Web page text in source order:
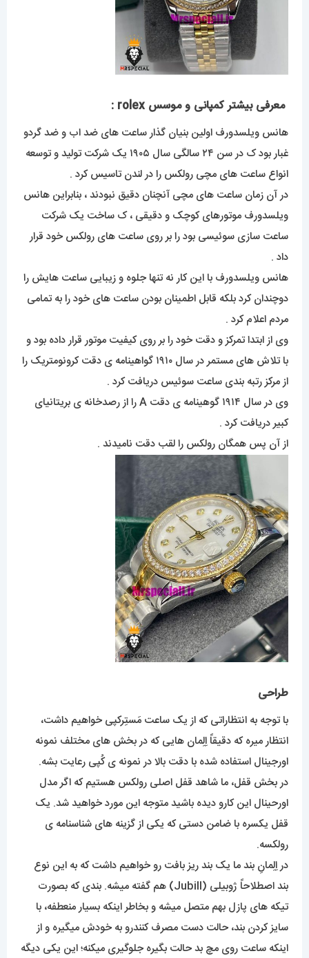
معرفی بیشتر کمپانی و موسس rolex :
هانس ویلسدورف اولین بنیان گذار ساعت های ضد اب و ضد گردو
غبار بود ک در سن ۲۴ سالگی سال ۱۹۰۵ یک شرکت تولید و توسعه
انواع ساعت های مچی رولکس را در لندن تاسیس کرد .
در آن زمان ساعت های مچی آنچنان دقیق نبودند ، بنابراین هانس
ویلسدورف موتورهای کوچک و دقیقی ، ک ساخت یک شرکت
ساعت سازی سوئیسی بود را بر روی ساعت های رولکس خود قرار
داد .
هانس ویلسدورف با این کار نه تنها جلوه و زیبایی ساعت هایش را
دوچندان کرد بلکه قابل اطمینان بودن ساعت های خود را به تمامی
مردم اعلام کرد .
وی از ابتدا تمرکز و دقت خود را بر روی کیفیت موتور قرار داده بود و
با تلاش های مستمر در سال ۱۹۱۰ گواهینامه ی دقت کرونومتریک را
از مرکز رتبه بندی ساعت سوئیس دریافت کرد .
وی در سال ۱۹۱۴ گوهینامه ی دقت A را از رصدخانه ی بریتانیای
کبیر دریافت کرد .
از آن پس همگان رولکس را لقب دقت نامیدند .
طراحی
با توجه به انتظاراتی که از یک ساعت مَستِرکپی خواهیم داشت،
انتظار میره که دقیقاً اِلِمان هایی که در بخش های مختلف نمونه
اورجینال استفاده شده با دقت بالا در نمونه ی کُپی رعایت بشه.
در بخش قفل، ما شاهد قفل اصلی رولکس هستیم که اگر مدل
اورحینال این کارو دیده باشید متوجه این مورد خواهید شد. یک
قفل یکسره با ضامن دستی که یکی از گزینه های شناسنامه ی
رولکسه.
در اِلِمانِ بند ما یک بند ریز بافت رو خواهیم داشت که به این نوع
بند اصطلاحاً ژوبیلی (Jubill) هم گفته میشه. بندی که بصورت
تیکه های پازل بهم متصل میشه و بخاطر اینکه بسیار منعطفه، با
سایز کردن بند، حالت دست مصرف کنندرو به خودش میگیره و از
اینکه ساعت روی مچ بد حالت بگیره جلوگیری میکنه؛ این یکی دیگه